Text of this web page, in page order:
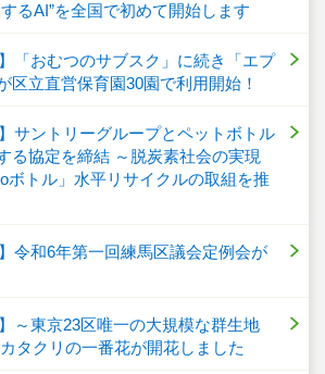
るAI”を全国で初めて開始します
「おむつのサブスク」に続き「エプ
区立直営保育園30園で利用開始！
サントリーグループとペットボトル
る協定を締結 ～脱炭素社会の実現
ボトル」水平リサイクルの取組を推
令和6年第一回練馬区議会定例会が
～東京23区唯一の大規模な群生地
タクリの一番花が開花しました